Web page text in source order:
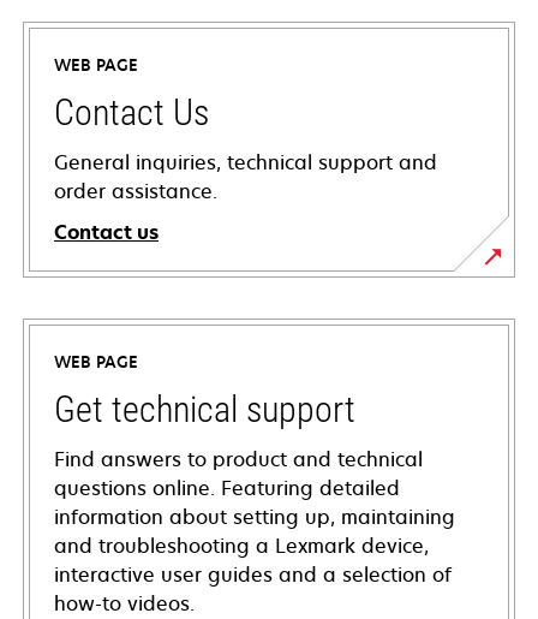
WEB PAGE
Contact Us
General inquiries, technical support and
order assistance.
Contact us
WEB PAGE
Get technical support
Find answers to product and technical
questions online. Featuring detailed
information about setting up, maintaining
and troubleshooting a Lexmark device,
interactive user guides and a selection of
how-to videos.